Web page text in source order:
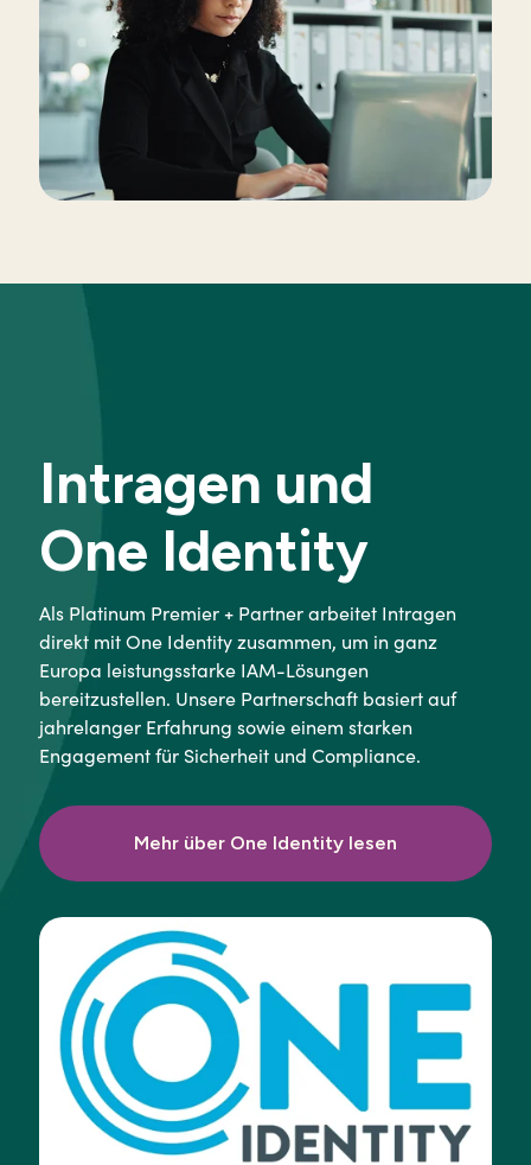
Intragen und
One Identity
Als Platinum Premier + Partner arbeitet Intragen
direkt mit One Identity zusammen, um in ganz
Europa leistungsstarke IAM-Lösungen
bereitzustellen. Unsere Partnerschaft basiert auf
jahrelanger Erfahrung sowie einem starken
Engagement für Sicherheit und Compliance.
Mehr über One Identity lesen